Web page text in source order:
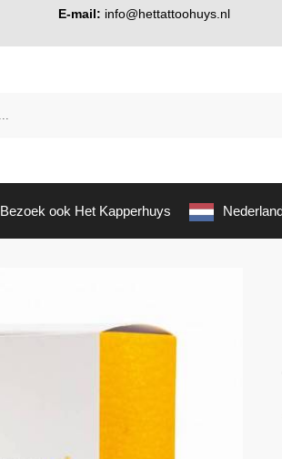
E-mail: info@hettattoohuys.nl
Bezoek ook Het Kapperhuys